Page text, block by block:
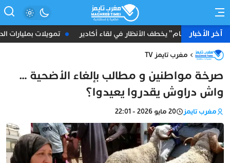
آخر الأخبار
قيادة “البام” يخطف الأنظار في لقاء أكادير تمويلات بمليارات
مغرب تايمز TV
صرخة مواطنين و مطالب بإلغاء الأضحية …
واش دراوش يقدروا يعيدوا؟
مغرب تايمز 20 مايو 2026 - 22:01